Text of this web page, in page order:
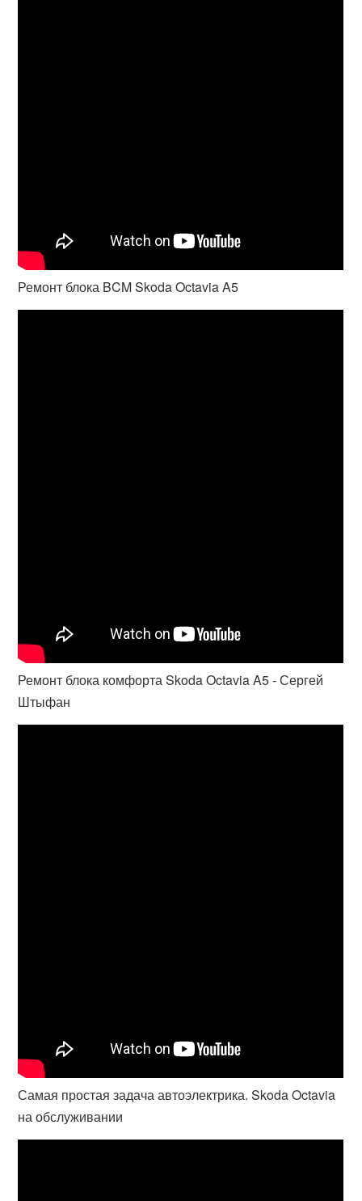
Ремонт блока BCM Skoda Octavia A5
Ремонт блока комфорта Skoda Octavia A5 - Сергей
Штыфан
Самая простая задача автоэлектрика. Skoda Octavia
на обслуживании